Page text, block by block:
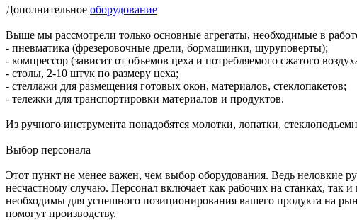
Дополнительное оборудование
Выше мы рассмотрели только основные агрегаты, необходимые в
- пневматика (фрезеровочные дрели, бормашинки, шуруповерты);
- компрессор (зависит от объемов цеха и потребляемого сжатого
- столы, 2-10 штук по размеру цеха;
- стеллажи для размещения готовых окон, материалов, стеклопакетов;
- тележки для транспортировки материалов и продуктов.
Из ручного инструмента понадобятся молотки, лопатки,
Выбор персонала
Этот пункт не менее важен, чем выбор оборудования. Ведь неловкие
несчастному случаю. Персонал включает как рабочих на станках,
необходимы для успешного позиционирования вашего продукта на
помогут производству.